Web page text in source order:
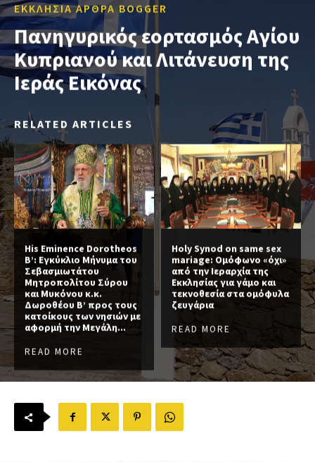
ΕΚΚΛΗΣΙΑ ΑΡΘΡΑ BOGGER
Πανηγυρικός εορτασμός Αγίου
Κυπριανού και Λιτάνευση της
Ιεράς Εικόνας
RELATED ARTICLES
His Eminence Dorotheos
B’: Εγκύκλιο Μήνυμα του
Σεβασμιωτάτου
Μητροπολίτου Σύρου
και Μυκόνου κ.κ.
Δωροθέου Β’ προς τους
κατοίκους των νησιών με
αφορμή την Μεγάλη...
READ MORE
Holy Synod on same sex
mariage: Ομόφωνο «όχι»
από την Ιεραρχία της
Εκκλησίας για γάμο και
τεκνοθεσία στα ομόφυλα
ζευγάρια
READ MORE